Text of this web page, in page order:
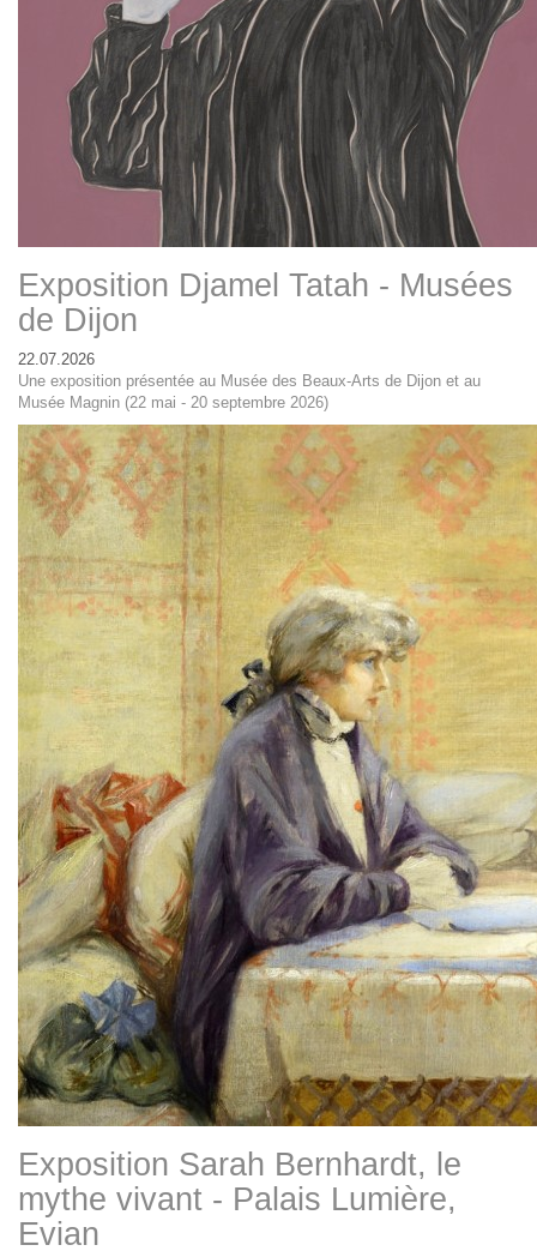
Exposition Djamel Tatah - Musées
de Dijon
22.07.2026
Une exposition présentée au Musée des Beaux-Arts de Dijon et au
Musée Magnin (22 mai - 20 septembre 2026)
Exposition Sarah Bernhardt, le
mythe vivant - Palais Lumière,
Evian